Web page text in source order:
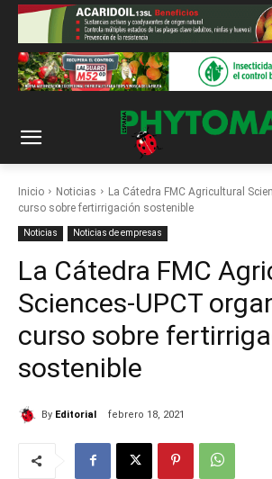
Inicio Noticias
La Cátedra FMC Agricultural
curso sobre fertirrigación sostenible
Noticias Noticias de empresas
La Cátedra FMC
Sciences-UPCT
curso sobre
sostenible
By Editorial febrero 18, 2021